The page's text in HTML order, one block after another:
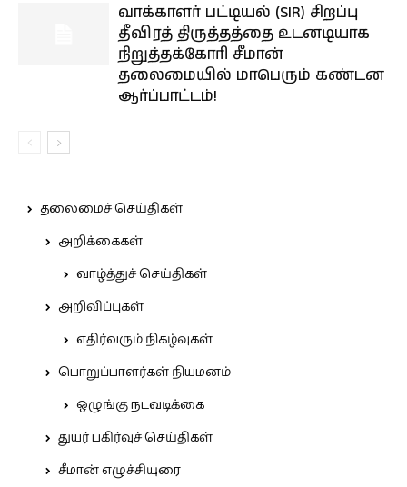
வாக்காளர் பட்டியல் (SIR) சிறப்பு
தீவிரத் திருத்தத்தை உடனடியாக
நிறுத்தக்கோரி சீமான்
தலைமையில் மாபெரும் கண்டன
ஆர்ப்பாட்டம்!
தலைமைச் செய்திகள்
அறிக்கைகள்
வாழ்த்துச் செய்திகள்
அறிவிப்புகள்
எதிர்வரும் நிகழ்வுகள்
பொறுப்பாளர்கள் நியமனம்
ஒழுங்கு நடவடிக்கை
துயர் பகிர்வுச் செய்திகள்
சீமான் எழுச்சியுரை